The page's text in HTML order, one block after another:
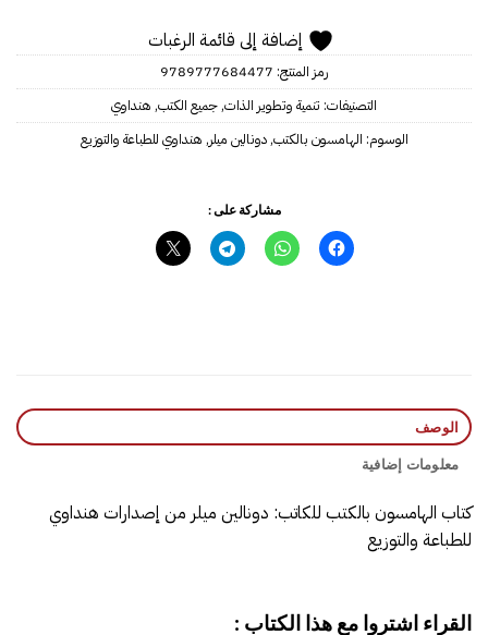
إضافة إلى قائمة الرغبات
رمز المنتج: 9789777684477
التصنيفات: تنمية وتطوير الذات,جميع الكتب, هنداوي
الوسوم: الهامسون بالكتب,دونالين ميلر, هنداوي للطباعة والتوزيع
مشاركة على :
الوصف
معلومات إضافية
كتاب الهامسون بالكتب للكاتب: ‎دونالين ميلر‎ من إصدارات هنداوي
للطباعة والتوزيع
القراء اشتروا مع هذا الكتاب :